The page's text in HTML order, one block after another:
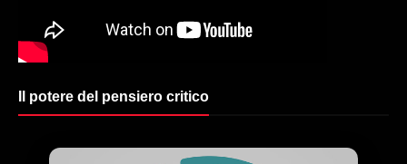
Il potere del pensiero critico